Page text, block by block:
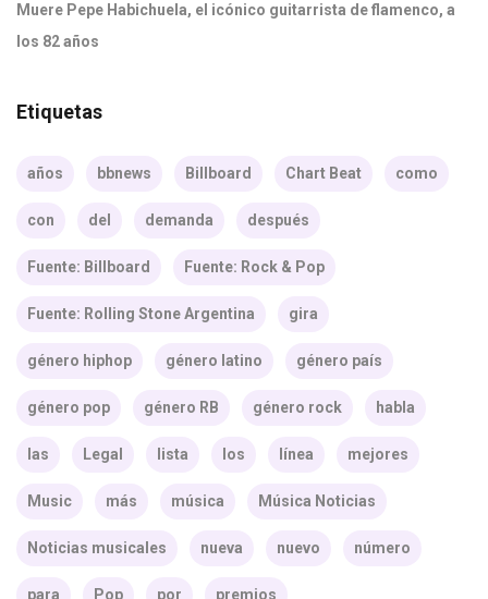
Muere Pepe Habichuela, el icónico guitarrista de flamenco, a
los 82 años
Etiquetas
años bbnews Billboard Chart Beat como
con del demanda después
Fuente: Billboard Fuente: Rock & Pop
Fuente: Rolling Stone Argentina gira
género hiphop género latino género país
género pop género RB género rock habla
las Legal lista los línea mejores
Music más música Música Noticias
Noticias musicales nueva nuevo número
para Pop por premios